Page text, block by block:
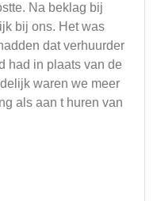
Na beklag bij
bij ons. Het was
dat verhuurder
had in plaats van de
waren we meer
als aan t huren van